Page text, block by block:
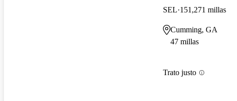
SEL 151,271 millas
Cumming, GA
47 millas
Trato justo